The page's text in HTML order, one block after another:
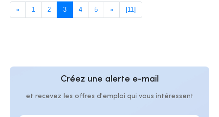
« 1 2 3 4 5 » [11]
Créez une alerte e-mail
et recevez les offres d'emploi qui vous intéressent